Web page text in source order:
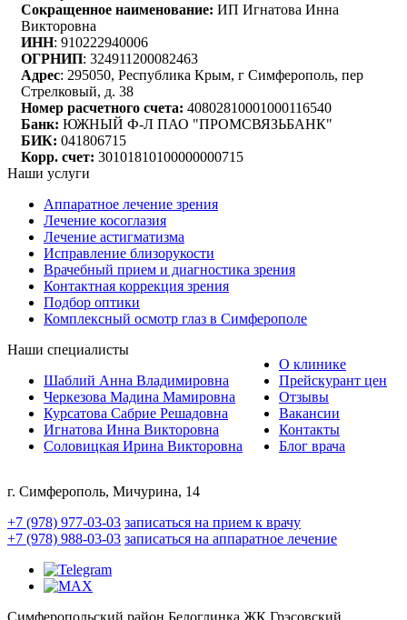
Сокращенное наименование: ИП Игнатова Инна
Викторовна
ИНН: 910222940006
ОГРНИП: 324911200082463
Адрес: 295050, Республика Крым, г Симферополь, пер
Стрелковый, д. 38
Номер расчетного счета: 40802810001000116540
Банк: ЮЖНЫЙ Ф-Л ПАО "ПРОМСВЯЗЬБАНК"
БИК: 041806715
Корр. счет: 30101810100000000715
Наши услуги
Аппаратное лечение зрения
Лечение косоглазия
Лечение астигматизма
Исправление близорукости
Врачебный прием и диагностика зрения
Контактная коррекция зрения
Подбор оптики
Комплексный осмотр глаз в Симферополе
Наши специалисты
Шаблий Анна Владимировна
Черкезова Мадина Мамировна
Курсатова Сабрие Решадовна
Игнатова Инна Викторовна
Соловицкая Ирина Викторовна
О клинике
Прейскурант цен
Отзывы
Вакансии
Контакты
Блог врача
г. Симферополь, Мичурина, 14
+7 (978) 977-03-03 записаться на прием к врачу
+7 (978) 988-03-03 записаться на аппаратное лечение
Симферопольский район Белоглинка ЖК Грэсовский